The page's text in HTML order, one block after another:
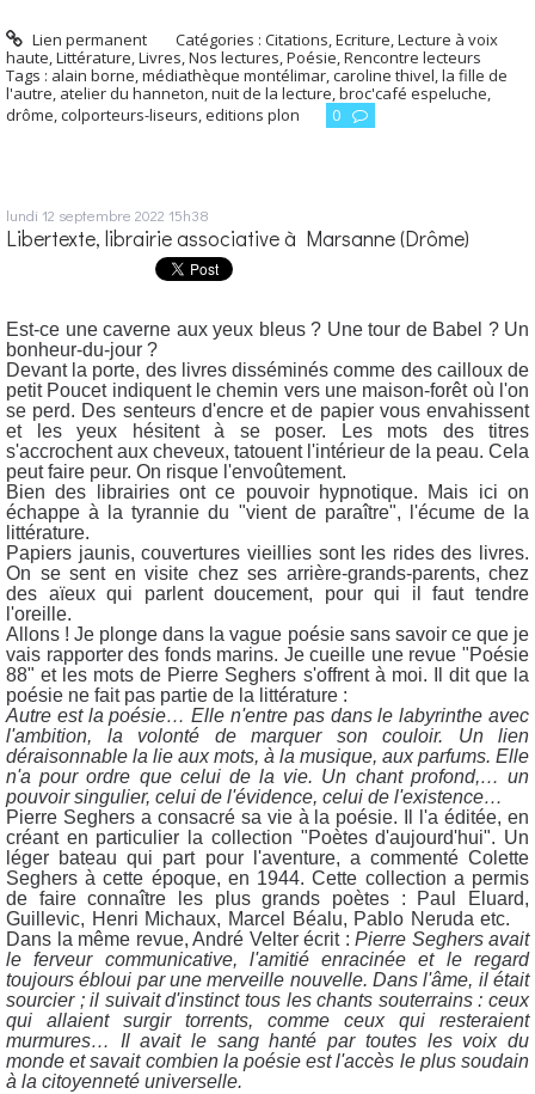
Lien permanent Catégories :Citations,Ecriture,Lecture à voix
haute,Littérature,Livres,Nos lectures,Poésie,Rencontre lecteurs
Tags : alain borne,médiathèque montélimar,caroline thivel,la fille de
l'autre, atelier du hanneton,nuit de la lecture,broc'café espeluche,
drôme,colporteurs-liseurs,editions plon 0
lundi 12 septembre 2022 15h38
Libertexte, librairie associative à Marsanne (Drôme)
Est-ce une caverne aux yeux bleus ? Une tour de Babel ? Un
bonheur-du-jour ?
Devant la porte, des livres disséminés comme des cailloux de
petit Poucet indiquent le chemin vers une maison-forêt où l'on
se perd. Des senteurs d'encre et de papier vous envahissent
et les yeux hésitent à se poser. Les mots des titres
s'accrochent aux cheveux, tatouent l'intérieur de la peau. Cela
peut faire peur. On risque l'envoûtement.
Bien des librairies ont ce pouvoir hypnotique. Mais ici on
échappe à la tyrannie du "vient de paraître", l'écume de la
littérature.
Papiers jaunis, couvertures vieillies sont les rides des livres.
On se sent en visite chez ses arrière-grands-parents, chez
des aïeux qui parlent doucement, pour qui il faut tendre
l'oreille.
Allons ! Je plonge dans la vague poésie sans savoir ce que je
vais rapporter des fonds marins. Je cueille une revue "Poésie
88" et les mots de Pierre Seghers s'offrent à moi. Il dit que la
poésie ne fait pas partie de la littérature :
Autre est la poésie… Elle n'entre pas dans le labyrinthe avec
l'ambition, la volonté de marquer son couloir. Un lien
déraisonnable la lie aux mots, à la musique, aux parfums. Elle
n'a pour ordre que celui de la vie. Un chant profond,… un
pouvoir singulier, celui de l'évidence, celui de l'existence…
Pierre Seghers a consacré sa vie à la poésie. Il l'a éditée, en
créant en particulier la collection "Poètes d'aujourd'hui". Un
léger bateau qui part pour l'aventure, a commenté Colette
Seghers à cette époque, en 1944. Cette collection a permis
de faire connaître les plus grands poètes : Paul Eluard,
Guillevic, Henri Michaux, Marcel Béalu, Pablo Neruda etc.
Dans la même revue, André Velter écrit : Pierre Seghers avait
le ferveur communicative, l'amitié enracinée et le regard
toujours ébloui par une merveille nouvelle. Dans l'âme, il était
sourcier ; il suivait d'instinct tous les chants souterrains : ceux
qui allaient surgir torrents, comme ceux qui resteraient
murmures… Il avait le sang hanté par toutes les voix du
monde et savait combien la poésie est l'accès le plus soudain
à la citoyenneté universelle.